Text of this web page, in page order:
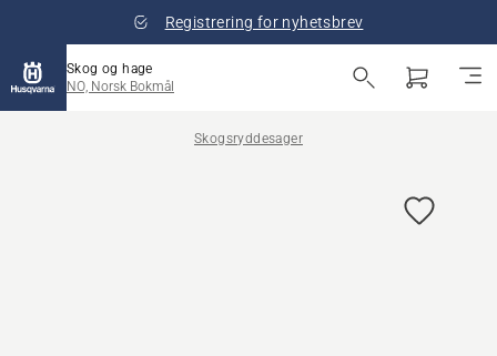
Registrering for nyhetsbrev
Skog og hage
NO, Norsk Bokmål
Skogsryddesager